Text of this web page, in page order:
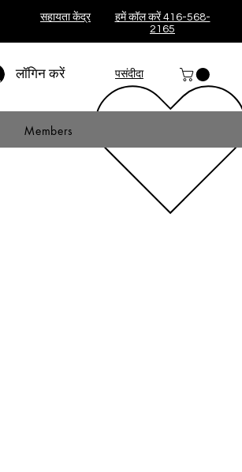
सहायता केंद्र
हमें कॉल करें 416-568-
2165
लॉगिन करें पसंदीदा
Members